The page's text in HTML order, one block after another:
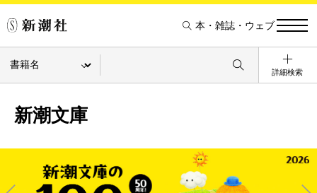
本・雑誌・ウェブ
詳細検索
新潮文庫